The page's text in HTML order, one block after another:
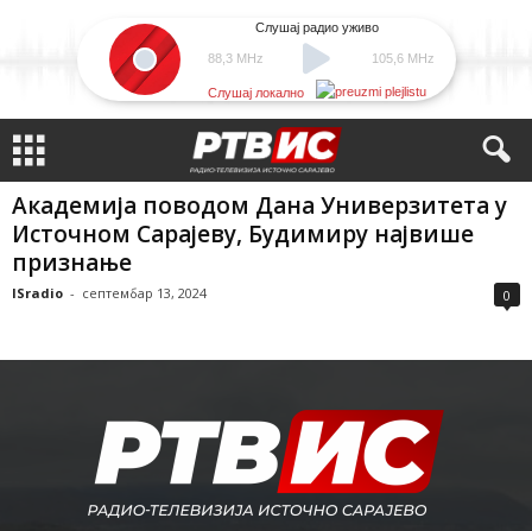
88,3 MHz
Слушај радио уживо
105,6 MHz
Слушај локално
Академија поводом Дана Универзитета у
Источном Сарајеву, Будимиру највише
признање
ISradio - септембар 13, 2024 0